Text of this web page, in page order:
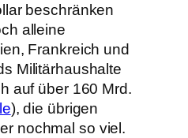
beschränken
alleine
Frankreich und
Militärhaushalte
auf über 160 Mrd.
), die übrigen
nochmal so viel.